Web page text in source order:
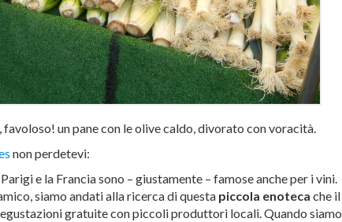
un pane con le olive caldo, divorato con voracità.
non perdetevi:
Parigi e la Francia sono – giustamente – famose anche per i vini.
siamo andati alla ricerca di questa piccola enoteca che il
gratuite con piccoli produttori locali. Quando siamo